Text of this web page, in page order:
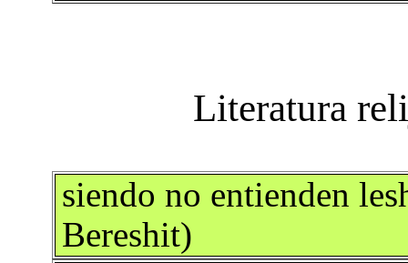
siendo no entienden
Bereshit)